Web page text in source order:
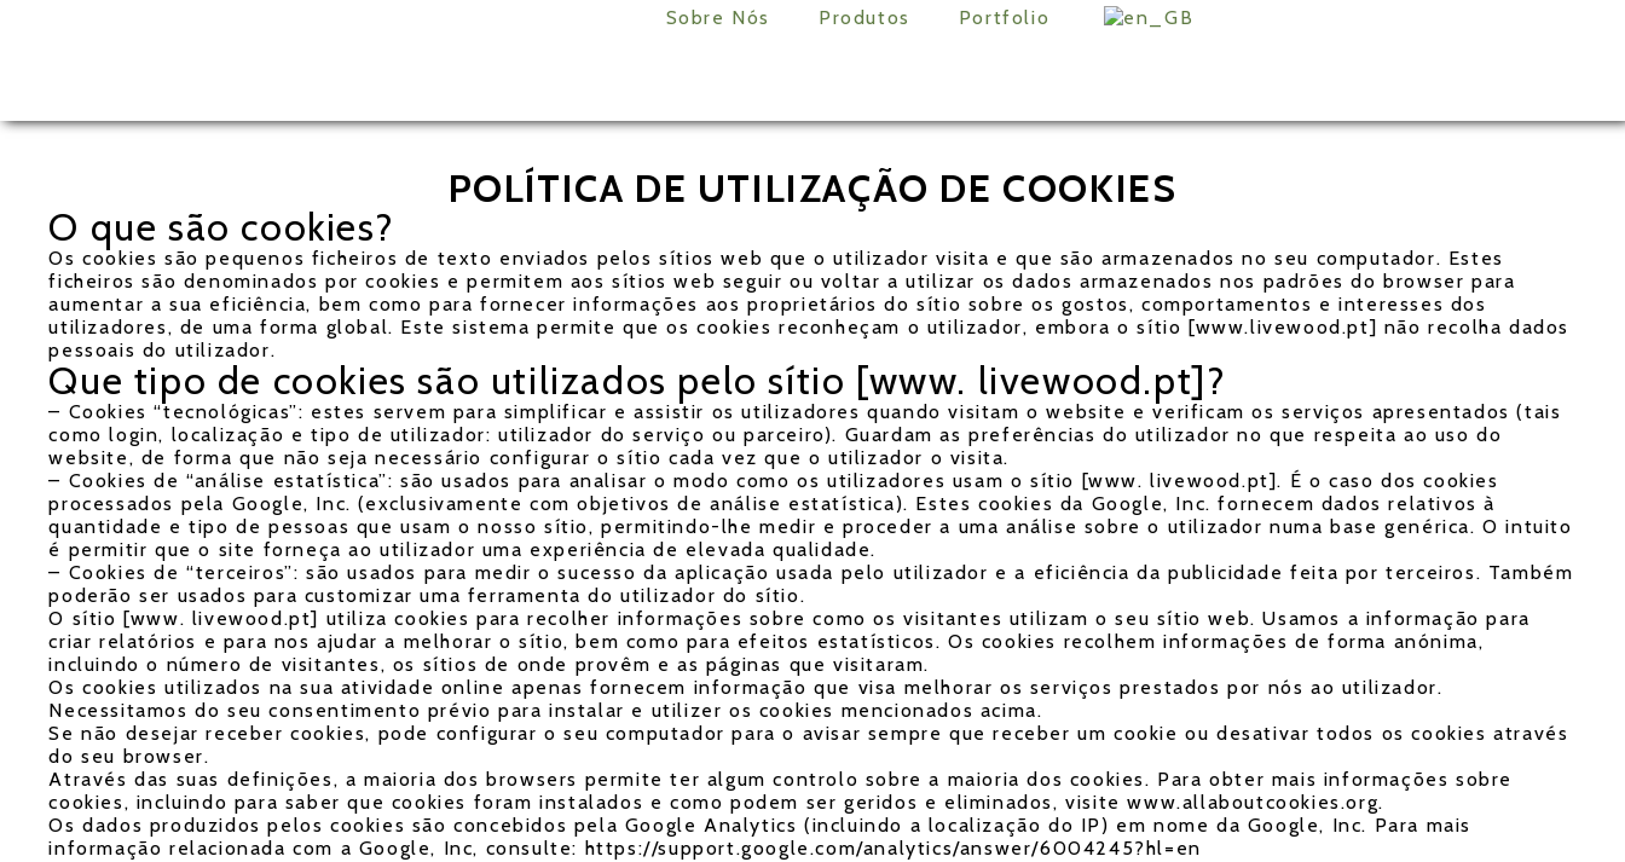
Sobre Nós Produtos Portfolio
POLÍTICA DE UTILIZAÇÃO DE COOKIES
O que são cookies?
Os cookies são pequenos ficheiros de texto enviados pelos sítios web que o utilizador visita e que são armazenados no seu computador. Estes
ficheiros são denominados por cookies e permitem aos sítios web seguir ou voltar a utilizar os dados armazenados nos padrões do browser para
aumentar a sua eficiência, bem como para fornecer informações aos proprietários do sítio sobre os gostos, comportamentos e interesses dos
utilizadores, de uma forma global. Este sistema permite que os cookies reconheçam o utilizador, embora o sítio [www.livewood.pt] não recolha dados
pessoais do utilizador.
Que tipo de cookies são utilizados pelo sítio [www. livewood.pt]?
– Cookies “tecnológicas”: estes servem para simplificar e assistir os utilizadores quando visitam o website e verificam os serviços apresentados (tais
como login, localização e tipo de utilizador: utilizador do serviço ou parceiro). Guardam as preferências do utilizador no que respeita ao uso do
website, de forma que não seja necessário configurar o sítio cada vez que o utilizador o visita.
– Cookies de “análise estatística”: são usados para analisar o modo como os utilizadores usam o sítio [www. livewood.pt]. É o caso dos cookies
processados pela Google, Inc. (exclusivamente com objetivos de análise estatística). Estes cookies da Google, Inc. fornecem dados relativos à
quantidade e tipo de pessoas que usam o nosso sítio, permitindo-lhe medir e proceder a uma análise sobre o utilizador numa base genérica. O intuito
é permitir que o site forneça ao utilizador uma experiência de elevada qualidade.
– Cookies de “terceiros”: são usados para medir o sucesso da aplicação usada pelo utilizador e a eficiência da publicidade feita por terceiros. Também
poderão ser usados para customizar uma ferramenta do utilizador do sítio.
O sítio [www. livewood.pt] utiliza cookies para recolher informações sobre como os visitantes utilizam o seu sítio web. Usamos a informação para
criar relatórios e para nos ajudar a melhorar o sítio, bem como para efeitos estatísticos. Os cookies recolhem informações de forma anónima,
incluindo o número de visitantes, os sítios de onde provêm e as páginas que visitaram.
Os cookies utilizados na sua atividade online apenas fornecem informação que visa melhorar os serviços prestados por nós ao utilizador.
Necessitamos do seu consentimento prévio para instalar e utilizer os cookies mencionados acima.
Se não desejar receber cookies, pode configurar o seu computador para o avisar sempre que receber um cookie ou desativar todos os cookies através
do seu browser.
Através das suas definições, a maioria dos browsers permite ter algum controlo sobre a maioria dos cookies. Para obter mais informações sobre
cookies, incluindo para saber que cookies foram instalados e como podem ser geridos e eliminados, visite www.allaboutcookies.org.
Os dados produzidos pelos cookies são concebidos pela Google Analytics (incluindo a localização do IP) em nome da Google, Inc. Para mais
informação relacionada com a Google, Inc, consulte: https://support.google.com/analytics/answer/6004245?hl=en